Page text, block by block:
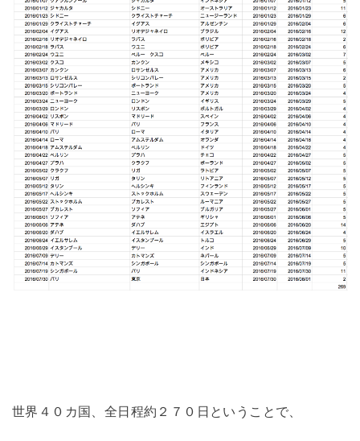
世界４０カ国、全日程約２７０日ということで、